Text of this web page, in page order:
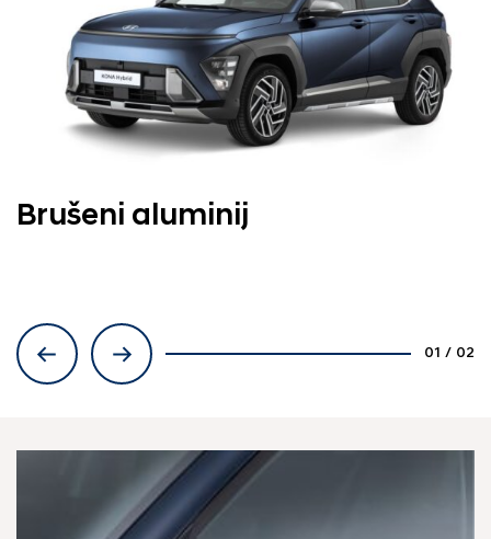
Brušeni aluminij
Piano crna
01 / 02